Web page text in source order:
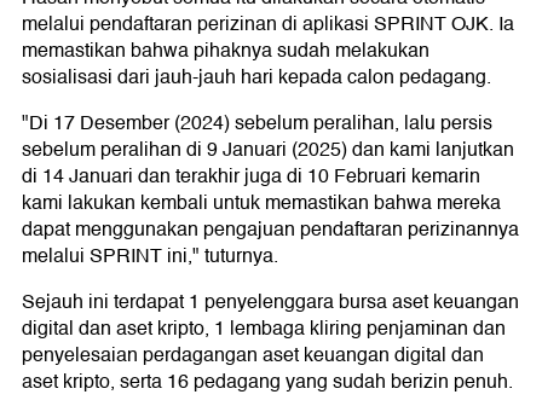
melalui pendaftaran perizinan di aplikasi SPRINT OJK. Ia
memastikan bahwa pihaknya sudah melakukan
sosialisasi dari jauh-jauh hari kepada calon pedagang.
"Di 17 Desember (2024) sebelum peralihan, lalu persis
sebelum peralihan di 9 Januari (2025) dan kami lanjutkan
di 14 Januari dan terakhir juga di 10 Februari kemarin
kami lakukan kembali untuk memastikan bahwa mereka
dapat menggunakan pengajuan pendaftaran perizinannya
melalui SPRINT ini," tuturnya.
Sejauh ini terdapat 1 penyelenggara bursa aset keuangan
digital dan aset kripto, 1 lembaga kliring penjaminan dan
penyelesaian perdagangan aset keuangan digital dan
aset kripto, serta 16 pedagang yang sudah berizin penuh.